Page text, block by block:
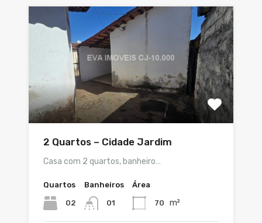
2 Quartos – Cidade Jardim
Casa com 2 quartos, banheiro…
Quartos
02
Banheiros
01
Área
70 m²